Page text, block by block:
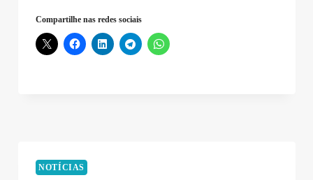
Compartilhe nas redes sociais
NOTÍCIAS